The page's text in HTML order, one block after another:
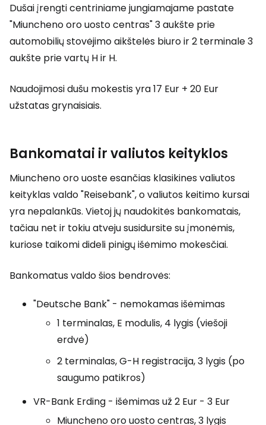
Dušai įrengti centriniame jungiamajame pastate
"Miuncheno oro uosto centras" 3 aukšte prie
automobilių stovėjimo aikštelės biuro ir 2 terminale 3
aukšte prie vartų H ir H.
Naudojimosi dušu mokestis yra 17 Eur + 20 Eur
užstatas grynaisiais.
Bankomatai ir valiutos keityklos
Miuncheno oro uoste esančias klasikines valiutos
keityklas valdo "Reisebank", o valiutos keitimo kursai
yra nepalankūs. Vietoj jų naudokitės bankomatais,
tačiau net ir tokiu atveju susidursite su įmonėmis,
kuriose taikomi dideli pinigų išėmimo mokesčiai.
Bankomatus valdo šios bendrovės:
"Deutsche Bank" - nemokamas išėmimas
1 terminalas, E modulis, 4 lygis (viešoji
erdvė)
2 terminalas, G-H registracija, 3 lygis (po
saugumo patikros)
VR-Bank Erding - išėmimas už 2 Eur - 3 Eur
Miuncheno oro uosto centras, 3 lygis